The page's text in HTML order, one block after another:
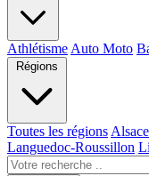
Athlétisme Auto Moto
Régions
Toutes les régions Alsace
Languedoc-Roussillon